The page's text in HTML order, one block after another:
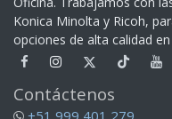
Konica Minolta y Ricoh,
opciones de alta calidad
Contáctenos